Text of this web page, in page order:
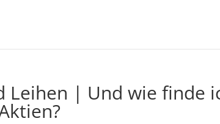
Leihen | Und wie finde